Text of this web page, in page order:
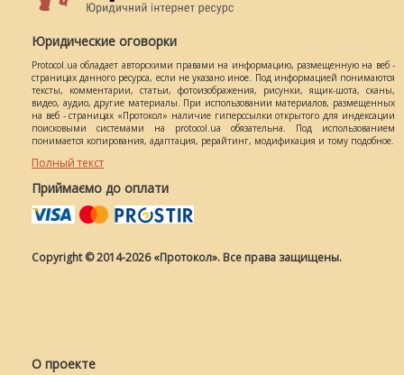
Юридические оговорки
Protocol.ua обладает авторскими правами на информацию, размещенную на веб -
страницах данного ресурса, если не указано иное. Под информацией понимаются
тексты, комментарии, статьи, фотоизображения, рисунки, ящик-шота, сканы,
видео, аудио, другие материалы. При использовании материалов, размещенных
на веб - страницах «Протокол» наличие гиперссылки открытого для индексации
поисковыми системами на protocol.ua обязательна. Под использованием
понимается копирования, адаптация, рерайтинг, модификация и тому подобное.
Полный текст
Приймаємо до оплати
Copyright © 2014-2026 «Протокол». Все права защищены.
О проекте